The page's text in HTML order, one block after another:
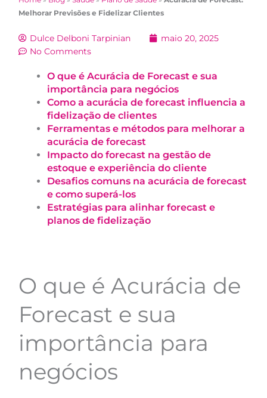
Melhorar Previsões e Fidelizar Clientes
Dulce Delboni Tarpinian
maio 20, 2025
No Comments
O que é Acurácia de Forecast e sua
importância para negócios
Como a acurácia de forecast influencia a
fidelização de clientes
Ferramentas e métodos para melhorar a
acurácia de forecast
Impacto do forecast na gestão de
estoque e experiência do cliente
Desafios comuns na acurácia de forecast
e como superá-los
Estratégias para alinhar forecast e
planos de fidelização
O que é Acurácia de
Forecast e sua
importância para
negócios